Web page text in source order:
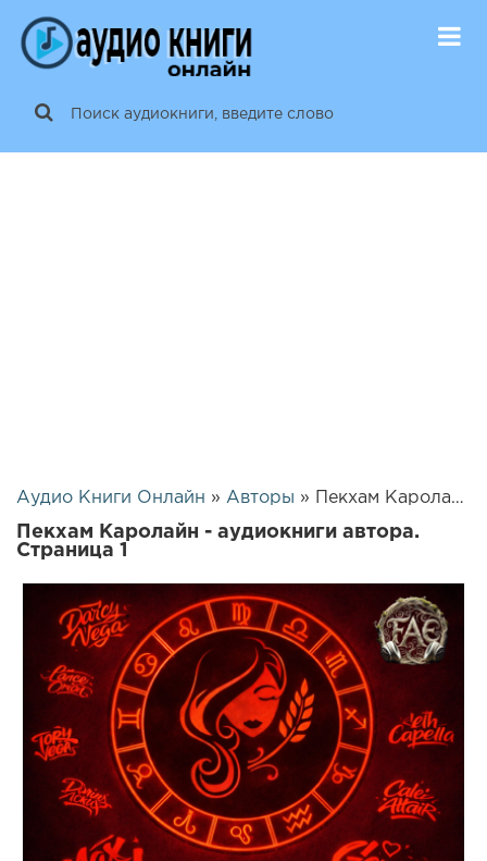
Аудио Книги Онлайн » Авторы » Пекхам Каролайн
Пекхам Каролайн - аудиокниги автора.
Страница 1